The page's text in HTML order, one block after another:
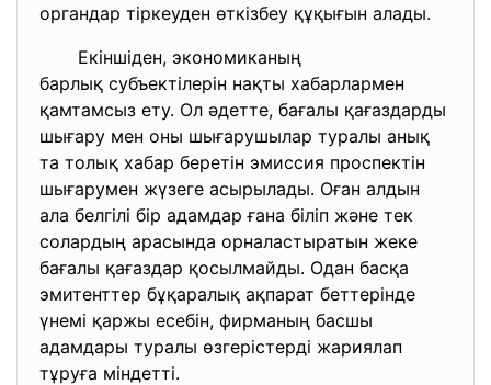
органдар тіркеуден өткізбеу құқығын алады.
Екіншіден, экономиканың
барлық субъектілерін нақты хабарлармен
қамтамсыз ету. Ол әдетте, бағалы қағаздарды
шығару мен оны шығарушылар туралы анық
та толық хабар беретін эмиссия проспектін
шығарумен жүзеге асырылады. Оған алдын
ала белгілі бір адамдар ғана біліп және тек
солардың арасында орналастыратын жеке
бағалы қағаздар қосылмайды. Одан басқа
эмитенттер бұқаралық ақпарат беттерінде
үнемі қаржы есебін, фирманың басшы
адамдары туралы өзгерістерді жариялап
тұруға міндетті.